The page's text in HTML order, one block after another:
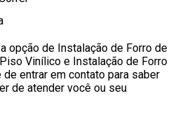
opção de Instalação de Forro de
Vinílico e Instalação de Forro
entrar em contato para saber
de atender você ou seu